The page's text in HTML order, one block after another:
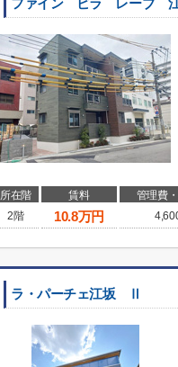
ファイン ビラ レーブ
所在階 賃料 管理費
2階
10.8万円
ラ・パーチェ江坂 Ⅱ